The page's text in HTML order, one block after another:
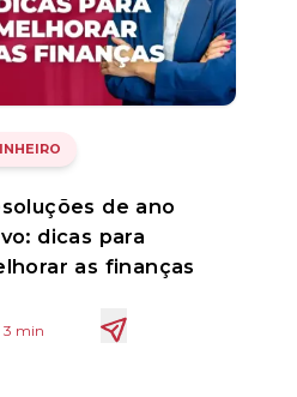
de ano
dicas para
as finanças
3 min